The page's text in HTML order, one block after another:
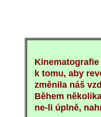
k tomu, aby
změnila náš
Během
ne-li úplně,